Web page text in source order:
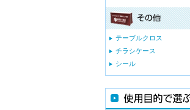
テーブルクロス
チラシケース
シール